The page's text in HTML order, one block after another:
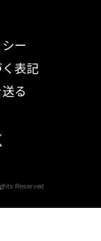
ー
表記
る
Reserved